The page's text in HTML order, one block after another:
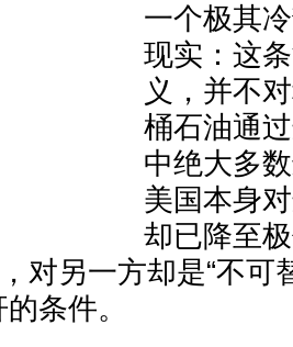
一个极其
现实：这
义，并不
桶石油通
中绝大多
美国本身
却已降至
对另一方却是“不可
条件。